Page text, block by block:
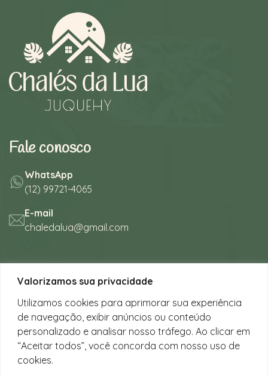
Valorizamos sua privacidade
Utilizamos cookies para aprimorar sua experiência
de navegação, exibir anúncios ou conteúdo
personalizado e analisar nosso tráfego. Ao clicar em
“Aceitar todos”, você concorda com nosso uso de
cookies.
Fale conosco
WhatsApp
(12) 99721-4065
E-mail
chaledalua@gmail.com
Seu refúgio em meio à natureza
na bela praia de Juquehy.
Instagram
@chalesdaluajuquehy